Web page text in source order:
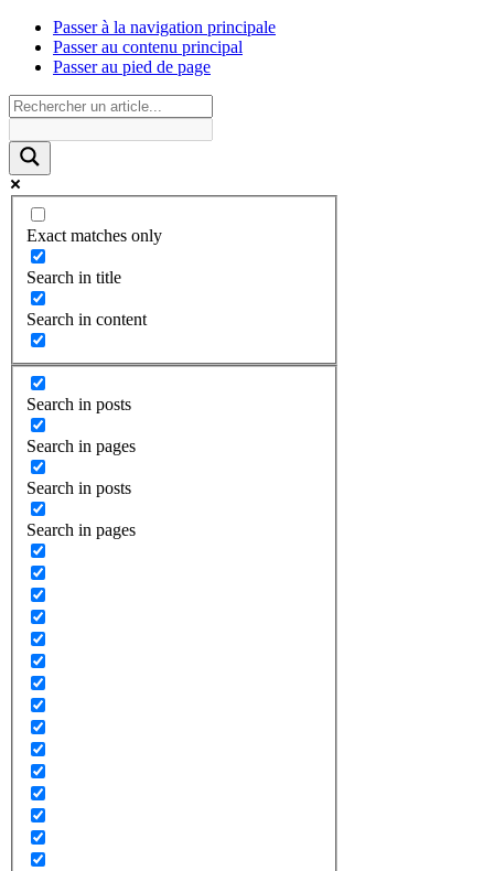
Passer à la navigation principale
Passer au contenu principal
Passer au pied de page
Exact matches only
Search in title
Search in content
Search in posts
Search in pages
Search in posts
Search in pages